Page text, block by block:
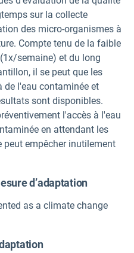
sur la collecte
des micro-organismes à
Compte tenu de la faible
semaine) et du long
il se peut que les
de l'eau contaminée et
sont disponibles.
l'accès à l'eau
en attendant les
empêcher inutilement
d’adaptation
as a climate change